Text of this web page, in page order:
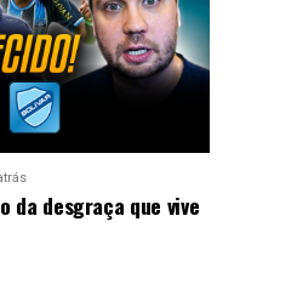
da desgraça que vive